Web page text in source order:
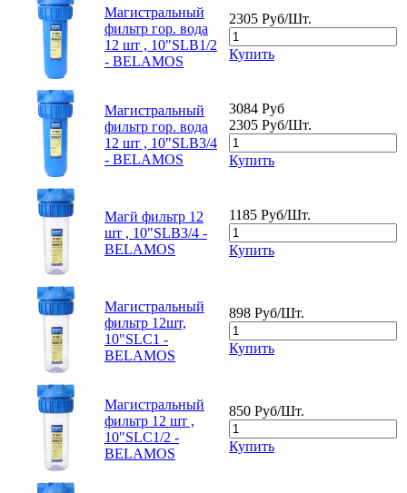
Магистральный
фильтр гор. вода
12 шт , 10"SLB1/2
- BELAMOS
2305 Руб/Шт.
Купить
Магистральный
фильтр гор. вода
12 шт , 10"SLB3/4
- BELAMOS
3084 Руб
2305 Руб/Шт.
Купить
Магй фильтр 12
шт , 10"SLB3/4 -
BELAMOS
1185 Руб/Шт.
Купить
Магистральный
фильтр 12шт,
10"SLC1 -
BELAMOS
898 Руб/Шт.
Купить
Магистральный
фильтр 12 шт ,
10"SLC1/2 -
BELAMOS
850 Руб/Шт.
Купить